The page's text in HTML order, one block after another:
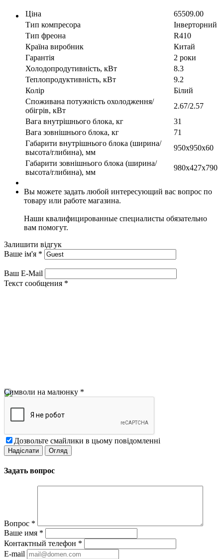
Ціна
65509.00
Тип компресора
Інверторний
Тип фреона
R410
Країна виробник
Китай
Гарантія
2 роки
Холодопродутивність, кВт
8.3
Теплопродуктивність, кВт
9.2
Колір
Білий
Споживана потужність охолодження/
обігрів, кВт
2.67/2.57
Вага внутрішнього блока, кг
31
Вага зовнішнього блока, кг
71
Габарити внутрішнього блока (ширина/
высота/глибина), мм
950x950x60
Габарити зовнішнього блока (ширина/
высота/глибина), мм
980x427x790
Вы можете задать любой интересующий вас вопрос по
товару или работе магазина.
Наши квалифицированные специалисты обязательно
вам помогут.
Залишити відгук
Ваше ім'я *
Ваш E-Mail
Текст сообщения *
Символи на малюнку *
Дозвольте смайлики в цьому повідомленні
Задать вопрос
Вопрос *
Ваше имя *
Контактный телефон *
E-mail